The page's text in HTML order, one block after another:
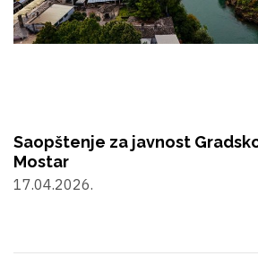
Saopštenje za javnost
Mostar
17.04.2026.